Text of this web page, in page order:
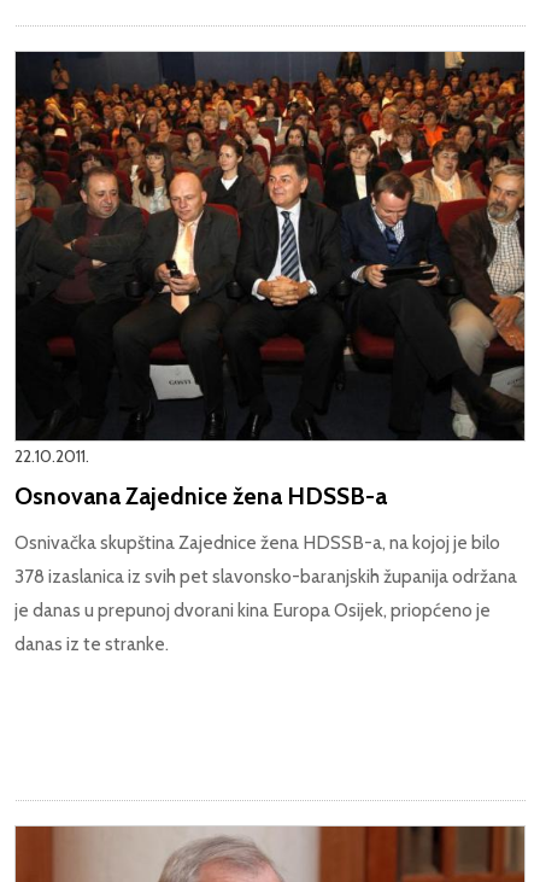
22.10.2011.
Osnovana Zajednice žena HDSSB-a
Osnivačka skupština Zajednice žena HDSSB-a, na kojoj je bilo
378 izaslanica iz svih pet slavonsko-baranjskih županija održana
je danas u prepunoj dvorani kina Europa Osijek, priopćeno je
danas iz te stranke.